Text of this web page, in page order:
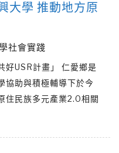
大學 推動地方原
社會實踐
好USR計畫」 仁愛鄉是
協助與積極輔導下於今
住民族多元產業2.0相關